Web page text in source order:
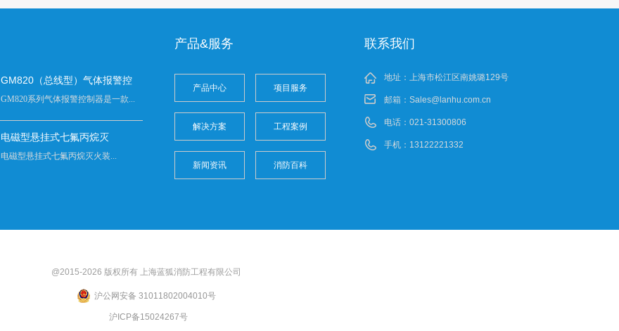
GM820（总线型）气体报警控
GM820系列气体报警控制器是一款...
电磁型悬挂式七氟丙烷灭
电磁型悬挂式七氟丙烷灭火装...
产品&服务
产品中心 项目服务
解决方案 工程案例
新闻资讯 消防百科
联系我们
地址：上海市松江区南姚璐129号
邮箱： Sales@lanhu.com.cn
电话：021-31300806
手机：13122221332
@2015-2026 版权所有 上海蓝狐消防工程有限公司
沪公网安备 31011802004010号
沪ICP备15024267号